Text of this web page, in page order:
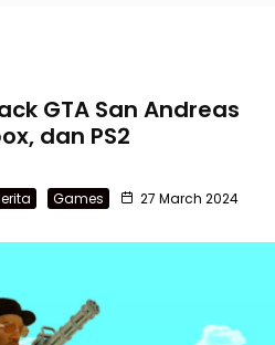
GTA San Andreas
dan PS2
Games 27 March 2024